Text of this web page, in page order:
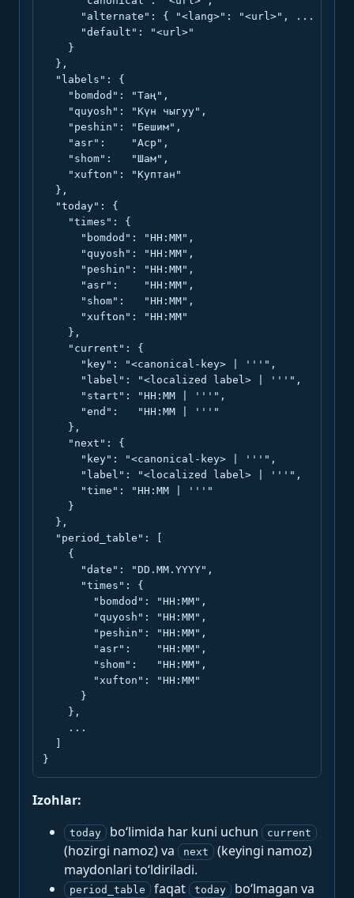
      "alternate": { "<lang>": "<url>", ... },
      "default": "<url>"
    }
  },
  "labels": {
    "bomdod": "Таң",
    "quyosh": "Күн чыгуу",
    "peshin": "Бешим",
    "asr":    "Аср",
    "shom":   "Шам",
    "xufton": "Куптан"
  },
  "today": {
    "times": {
      "bomdod": "HH:MM",
      "quyosh": "HH:MM",
      "peshin": "HH:MM",
      "asr":    "HH:MM",
      "shom":   "HH:MM",
      "xufton": "HH:MM"
    },
    "current": {
      "key": "<canonical-key> | '''",
      "label": "<localized label> | '''",
      "start": "HH:MM | '''",
      "end":   "HH:MM | '''"
    },
    "next": {
      "key": "<canonical-key> | '''",
      "label": "<localized label> | '''",
      "time": "HH:MM | '''"
    }
  },
  "period_table": [
    {
      "date": "DD.MM.YYYY",
      "times": {
        "bomdod": "HH:MM",
        "quyosh": "HH:MM",
        "peshin": "HH:MM",
        "asr":    "HH:MM",
        "shom":   "HH:MM",
        "xufton": "HH:MM"
      }
    },
    ...
}
Izohlar:
today bo‘limida har kuni uchun current
(hozirgi namoz) va next
(keyingi namoz)
maydonlari to‘ldiriladi.
period_table faqat today
bo‘lmagan va